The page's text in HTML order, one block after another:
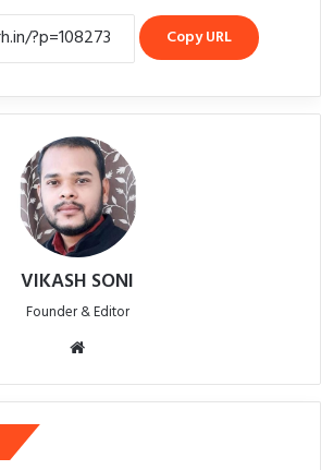
Copy URL
VIKASH SONI
Founder & Editor